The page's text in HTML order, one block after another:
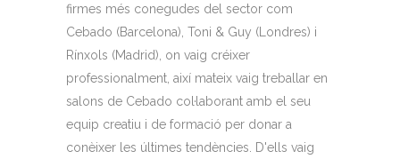
firmes més conegudes del sector com
Cebado (Barcelona), Toni & Guy (Londres) i
Rínxols (Madrid), on vaig créixer
professionalment, així mateix vaig treballar en
salons de Cebado col·laborant amb el seu
equip creatiu i de formació per donar a
conèixer les últimes tendències. D'ells vaig